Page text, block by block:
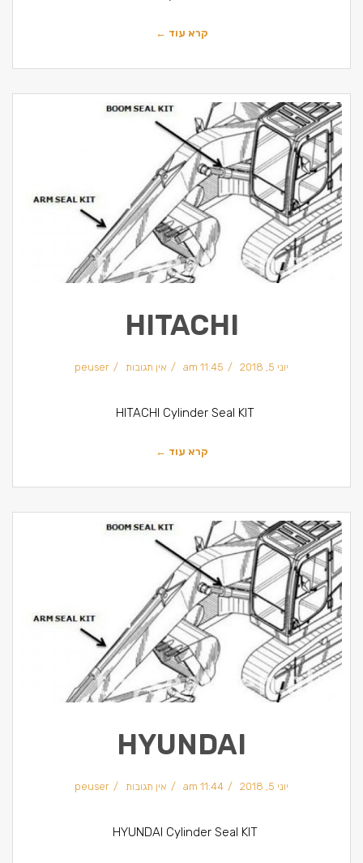
קרא עוד ←
HITACHI
יוני 5, 2018 11:45 am אין תגובות peuser
HITACHI Cylinder Seal KIT
קרא עוד ←
HYUNDAI
יוני 5, 2018 11:44 am אין תגובות peuser
HYUNDAI Cylinder Seal KIT